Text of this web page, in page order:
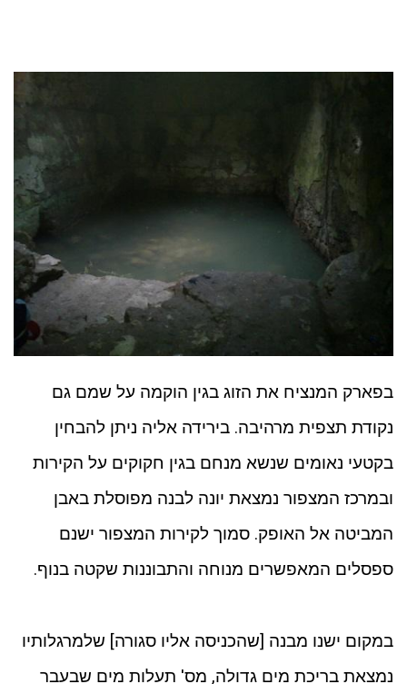
בפארק המנציח את הזוג בגין הוקמה על שמם גם
נקודת תצפית מרהיבה. בירידה אליה ניתן להבחין
בקטעי נאומים שנשא מנחם בגין חקוקים על הקירות
ובמרכז המצפור נמצאת יונה לבנה מפוסלת באבן
המביטה אל האופק. סמוך לקירות המצפור ישנם
ספסלים המאפשרים מנוחה והתבוננות שקטה בנוף.
במקום ישנו מבנה [שהכניסה אליו סגורה] שלמרגלותיו
נמצאת בריכת מים גדולה, מס' תעלות מים שבעבר